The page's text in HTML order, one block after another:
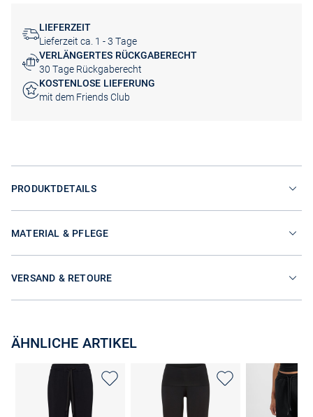
LIEFERZEIT
Lieferzeit ca. 1 - 3 Tage
VERLÄNGERTES RÜCKGABERECHT
30 Tage Rückgaberecht
KOSTENLOSE LIEFERUNG
mit dem Friends Club
PRODUKTDETAILS
MATERIAL & PFLEGE
VERSAND & RETOURE
ÄHNLICHE ARTIKEL